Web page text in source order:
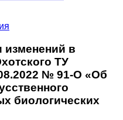
изменений в
ТУ
№ 91-О «Об
биологических